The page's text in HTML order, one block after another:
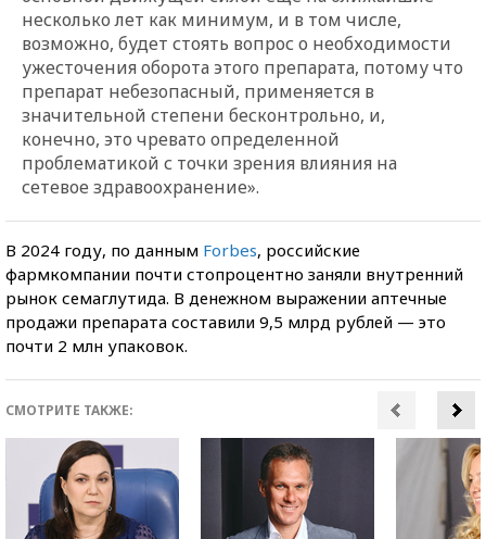
несколько лет как минимум, и в том числе,
возможно, будет стоять вопрос о необходимости
ужесточения оборота этого препарата, потому что
препарат небезопасный, применяется в
значительной степени бесконтрольно, и,
конечно, это чревато определенной
проблематикой с точки зрения влияния на
сетевое здравоохранение».
В 2024 году, по данным Forbes, российские
фармкомпании почти стопроцентно заняли внутренний
рынок семаглутида. В денежном выражении аптечные
продажи препарата составили 9,5 млрд рублей — это
почти 2 млн упаковок.
СМОТРИТЕ ТАКЖЕ: